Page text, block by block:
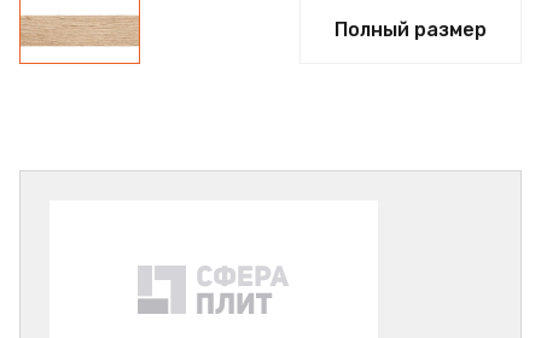
Полный размер